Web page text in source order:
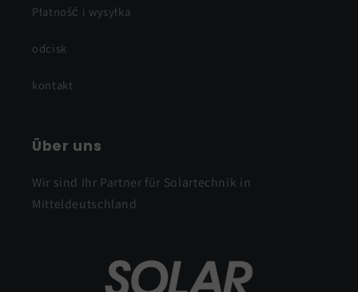
Płatność i wysyłka
odcisk
kontakt
Über uns
Wir sind Ihr Partner für Solartechnik in
Mitteldeutschland